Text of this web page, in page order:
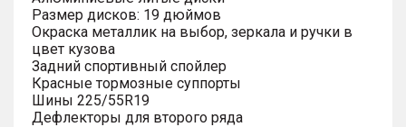
Размер дисков: 19 дюймов
Окраска металлик на выбор, зеркала и ручки в
цвет кузова
Задний спортивный спойлер
Красные тормозные суппорты
Шины 225/55R19
Дефлекторы для второго ряда